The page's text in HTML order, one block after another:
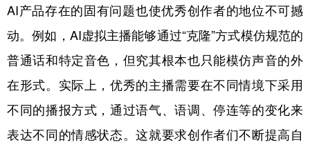
AI产品存在的固有问题也使优秀创作者的地位不可撼
动。例如，AI虚拟主播能够通过“克隆”方式模仿规范的
普通话和特定音色，但究其根本也只能模仿声音的外
在形式。实际上，优秀的主播需要在不同情境下采用
不同的播报方式，通过语气、语调、停连等的变化来
表达不同的情感状态。这就要求创作者们不断提高自